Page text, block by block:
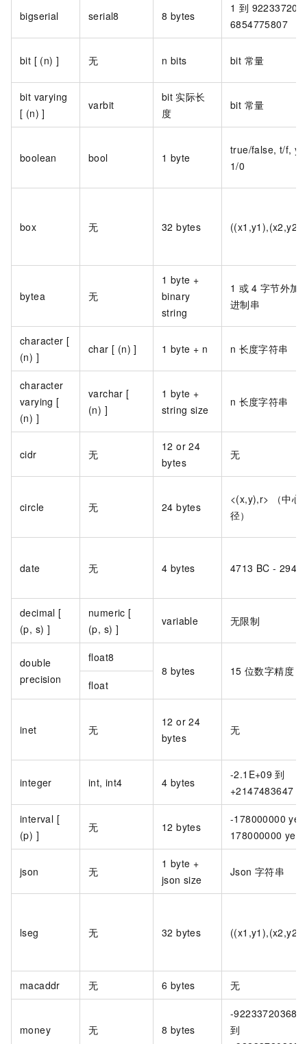
bigserial serial8 8 bytes
1 到 922337203​
6854775807
bit [ (n) ] 无 n bits bit 常量
bit varying
[ (n) ]
varbit
bit 实际长
度
bit 常量
boolean bool 1 byte
true/false, t/f,
1/0
box 无 32 bytes ((x1,y1),(x2,y2))
bytea 无
1 byte +
binary
string
1 或 4 字节外加
进制串
character [
(n) ]
char [ (n) ] 1 byte + n n 长度字符串
character
varying [
(n) ]
varchar [
(n) ]
1 byte +
string size
n 长度字符串
cidr 无
12 or 24
bytes
无
circle 无 24 bytes
<(x,y),r> （中心
径）
date 无 4 bytes 4713 BC -
decimal [
(p, s) ]
numeric [
(p, s) ]
variable 无限制
double
precision
float8
8 bytes
15 位数字精度
float
inet 无
12 or 24
bytes
无
integer int, int4 4 bytes
-2.1E+09 到
+2147483647
interval [
(p) ]
无 12 bytes
-178000000
178000000
json 无
1 byte +
json size
Json 字符串
lseg 无 32 bytes ((x1,y1),(x2,y2))
macaddr 无 6 bytes 无
money 无 8 bytes
-
到